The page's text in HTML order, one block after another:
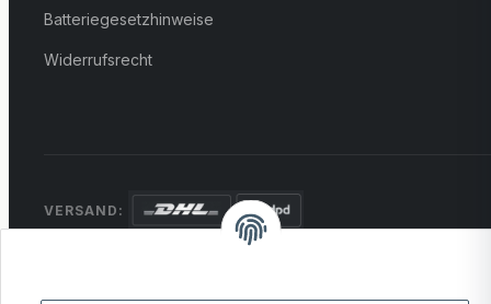
Batteriegesetzhinweise
Widerrufsrecht
VERSAND: